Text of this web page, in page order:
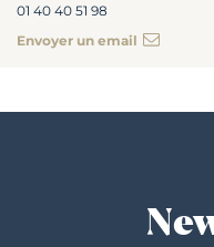
01 40 40 51 98
Envoyer un email